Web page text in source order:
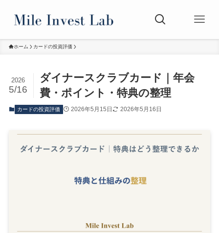
ホーム カードの投資評価
ダイナースクラブカード｜年会
費・ポイント・特典の整理
2026
5/16
カードの投資評価 2026年5月15日 2026年5月16日